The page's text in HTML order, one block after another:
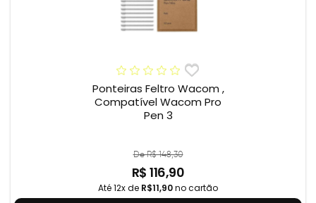
Ponteiras Feltro Wacom ,
Compatível Wacom Pro
Pen 3
De R$ 148,30
R$ 116,90
Até 12x de R$11,90no cartão